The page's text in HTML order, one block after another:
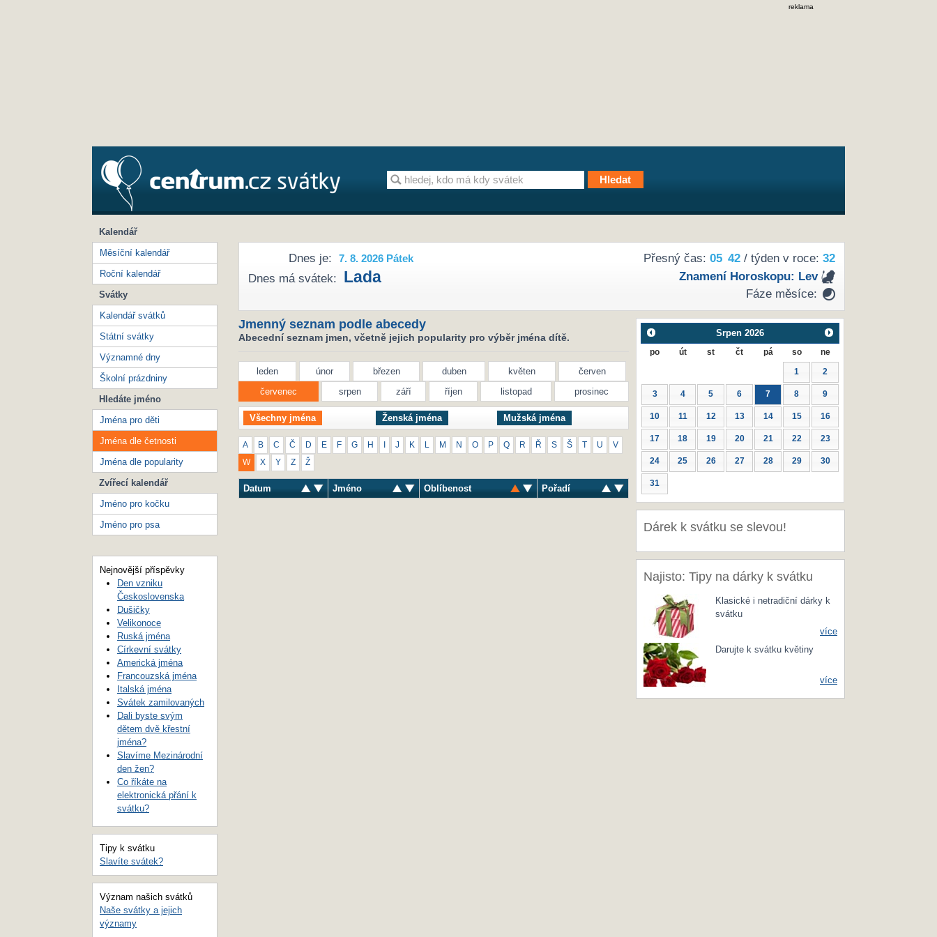
reklama
Přesný čas: 05 42/ týden v roce: 32
Znamení Horoskopu: Lev
Fáze měsíce:
Dnes je: 7. 8. 2026 Pátek
Dnes má svátek: Lada
Jmenný seznam podle abecedy
Abecední seznam jmen, včetně jejich popularity pro výběr jména dítě.
leden únor březen duben květen
červen
červenec
srpen září říjen listopad prosinec
Všechny jména Ženská jména Mužská jména
A B C Č D E F G H J K M N O P Q R Ř S Š U V
W X Y Z Ž
Datum Jméno Oblíbenost Pořadí
Srpen 2026
po út st čt pá so ne
1 2
3 4 5 6 7 8 9
10 11 12 13 14 15 16
17 18 19 20 21 22 23
24 25 26 27 28 29 30
31
Dárek k svátku se slevou!
Najisto: Tipy na dárky k svátku
Klasické i netradiční dárky k
svátku
více
Darujte k svátku květiny
více
Kalendář
Měsíční kalendář
Roční kalendář
Svátky
Kalendář svátků
Státní svátky
Významné dny
Školní prázdniny
Hledáte jméno
Jména pro děti
Jména dle četnosti
Jména dle popularity
Zvířecí kalendář
Jméno pro kočku
Jméno pro psa
Nejnovější příspěvky
Den vzniku
Československa
Dušičky
Velikonoce
Ruská jména
Církevní svátky
Americká jména
Francouzská jména
Italská jména
Svátek zamilovaných
Dali byste svým
dětem dvě křestní
jména?
Slavíme Mezinárodní
den žen?
Co říkáte na
elektronická přání k
svátku?
Tipy k svátku
Slavíte svátek?
Význam našich svátků
Naše svátky a jejich
významy